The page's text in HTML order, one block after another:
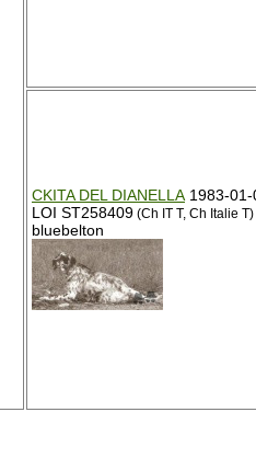
CKITA DEL DIANELLA 1983-
LOI ST258409 (Ch IT T, Ch Italie T)
bluebelton